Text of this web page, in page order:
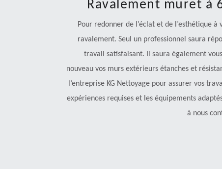
Ravalement muret à
Pour redonner de l’éclat et de l’esthétique
ravalement. Seul un professionnel saura
travail satisfaisant. Il saura également
nouveau vos murs extérieurs étanches et
l’entreprise KG Nettoyage pour assurer vos
expériences requises et les équipements
à nous